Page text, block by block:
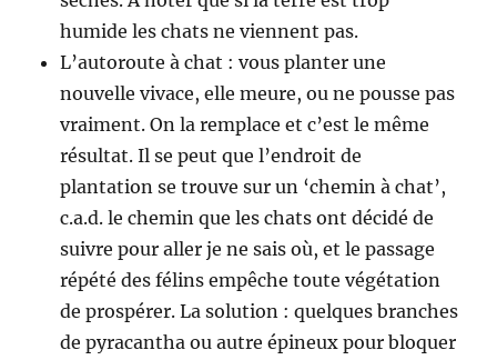
humide les chats ne viennent pas.
L’autoroute à chat : vous planter une
nouvelle vivace, elle meure, ou ne pousse pas
vraiment. On la remplace et c’est le même
résultat. Il se peut que l’endroit de
plantation se trouve sur un ‘chemin à chat’,
c.a.d. le chemin que les chats ont décidé de
suivre pour aller je ne sais où, et le passage
répété des félins empêche toute végétation
de prospérer. La solution : quelques branches
de pyracantha ou autre épineux pour bloquer